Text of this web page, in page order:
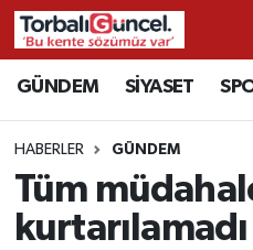
GÜNDEM SİYASET
HABERLER GÜNDEM
Tüm
kurtarılamadı
İzmir Nöbetçi
İzmir Hava Durumu
İzmir Namaz Vakitleri